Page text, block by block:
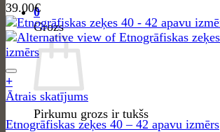
0
Grozs
Pirkumu grozs ir tukšs
39.00€
+
Ātrais skatījums
Etnogrāfiskas zeķes 40 – 42 apavu izmērs